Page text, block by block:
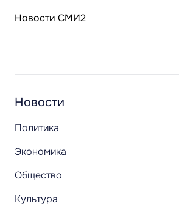
Новости СМИ2
Новости
Политика
Экономика
Общество
Культура